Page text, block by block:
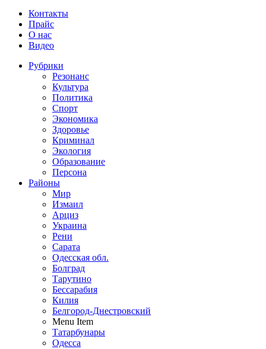
Контакты
Прайс
О нас
Видео
Рубрики
Резонанс
Культура
Политика
Спорт
Экономика
Здоровье
Криминал
Экология
Образование
Персона
Районы
Мир
Измаил
Арциз
Украина
Рени
Сарата
Одесская обл.
Болград
Тарутино
Бессарабия
Килия
Белгород-Днестровский
Menu Item
Татарбунары
Одесса